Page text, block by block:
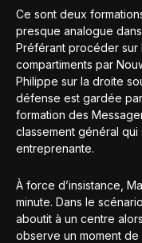
Ce sont deux
presque analogue
Préférant procéder sur
compartiments par
Philippe sur la droite
défense est gardée
formation des
classement général
entreprenante.
À force d’insistance,
minute. Dans le
aboutit à un centre
observe un moment